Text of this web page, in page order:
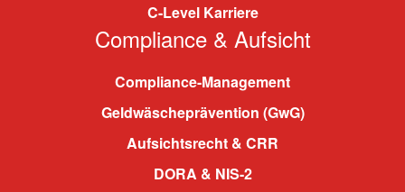
C-Level Karriere
Compliance & Aufsicht
Compliance-Management
Geldwäscheprävention (GwG)
Aufsichtsrecht & CRR
DORA & NIS-2